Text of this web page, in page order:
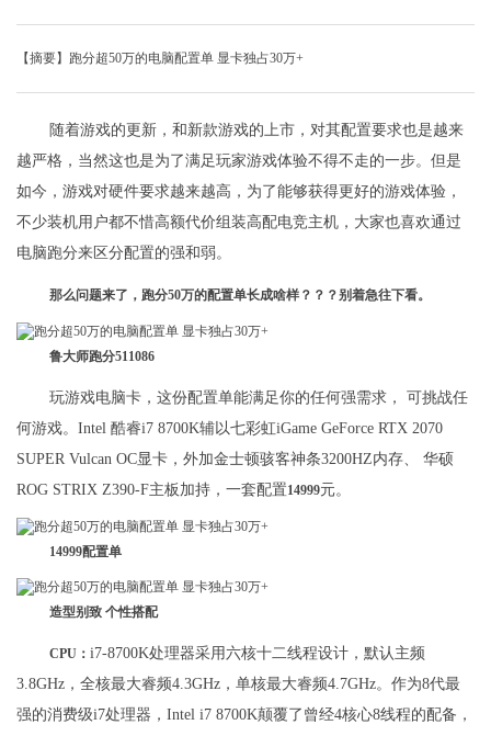
【摘要】跑分超50万的电脑配置单 显卡独占30万+
随着游戏的更新，和新款游戏的上市，对其配置要求也是越来
越严格，当然这也是为了满足玩家游戏体验不得不走的一步。但是
如今，游戏对硬件要求越来越高，为了能够获得更好的游戏体验，
不少装机用户都不惜高额代价组装高配电竞主机，大家也喜欢通过
电脑跑分来区分配置的强和弱。
那么问题来了，跑分50万的配置单长成啥样？？？别着急往下看。
鲁大师跑分511086
玩游戏电脑卡，这份配置单能满足你的任何强需求， 可挑战任
何游戏。Intel 酷睿i7 8700K辅以七彩虹iGame GeForce RTX 2070
SUPER Vulcan OC显卡，外加金士顿骇客神条3200HZ内存、 华硕
ROG STRIX Z390-F主板加持，一套配置14999元。
14999配置单
造型别致 个性搭配
CPU： i7-8700K处理器采用六核十二线程设计，默认主频
3.8GHz，全核最大睿频4.3GHz，单核最大睿频4.7GHz。作为8代最
强的消费级i7处理器，Intel i7 8700K颠覆了曾经4核心8线程的配备，